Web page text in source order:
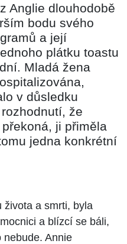
Anglie dlouhodobě
bodu svého
a její
plátku toastu
Mladá žena
v důsledku
že
ji přiměla
jedna konkrétní
života a smrti, byla
a blízcí se báli,
nebude. Annie